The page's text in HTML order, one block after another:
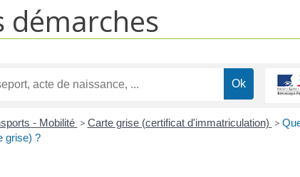
démarches
- Mobilité > Carte grise (certificat d'immatriculation) >
grise) ?